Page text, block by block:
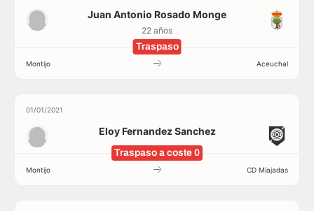
Juan Antonio Rosado Monge
22 años
Traspaso
Montijo Aceuchal
01/01/2021
Eloy Fernandez Sanchez
Traspaso a coste 0
Montijo CD Miajadas